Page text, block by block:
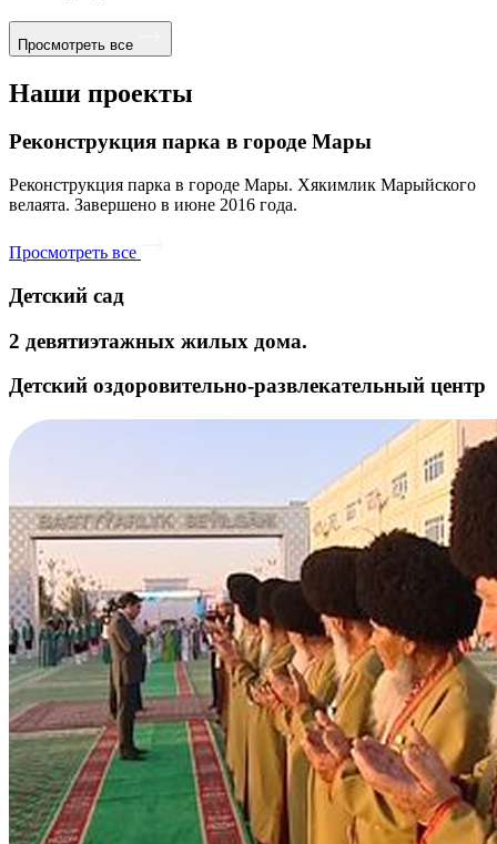
Просмотреть все
Наши проекты
Реконструкция парка в городе Мары
Реконструкция парка в городе Мары. Хякимлик Марыйского
велаята. Завершено в июне 2016 года.
Просмотреть все
Детский сад
2 девятиэтажных жилых дома.
Детский оздоровительно-развлекательный центр